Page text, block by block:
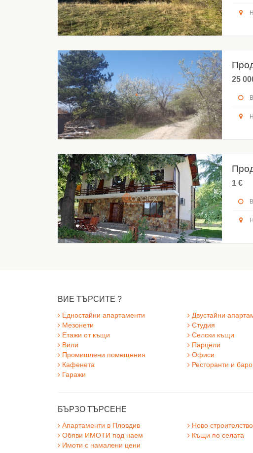
25
1 €
ВИЕ ТЪРСИТЕ ?
Едностайни апартаменти Двустайни
Мезонети
Студия
Етажи от къщи
Селски къщи
Вили
Парцели
Промишлени помещения
Офиси
Кафенета
Ресторанти и
Гаражи
БЪРЗО ТЪРСЕНЕ
Апартаменти в Пловдив Ново
Обяви ИМОТИ под наем
Къщи по селата
Имоти с намалени цени